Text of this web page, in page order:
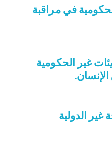
في مراقبة
غير الحكومية
غير الدولية